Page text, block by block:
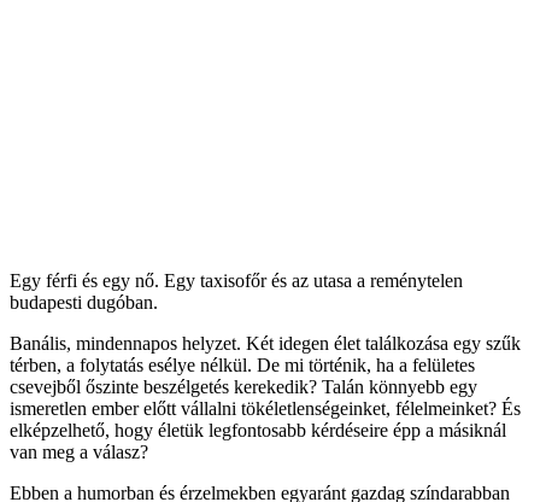
Egy férfi és egy nő. Egy taxisofőr és az utasa a reménytelen
budapesti dugóban.
Banális, mindennapos helyzet. Két idegen élet találkozása egy szűk
térben, a folytatás esélye nélkül. De mi történik, ha a felületes
csevejből őszinte beszélgetés kerekedik? Talán könnyebb egy
ismeretlen ember előtt vállalni tökéletlenségeinket, félelmeinket? És
elképzelhető, hogy életük legfontosabb kérdéseire épp a másiknál
van meg a válasz?
Ebben a humorban és érzelmekben egyaránt gazdag színdarabban